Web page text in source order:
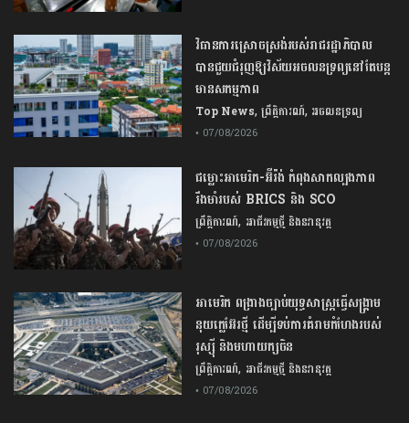
វិធានការស្រោចស្រង់របស់រាជរដ្ឋាភិបាល​
បាន​ជួយ​ជំរុញឱ្យវិស័យ​អចលនទ្រព្យនៅតែបន្ត​
មានសកម្មភាព
Top News,ព្រឹត្តិការណ៍, អចលនទ្រព្យ
• 07/08/2026
ជម្លោះ​អាមេរិក​-​អ៊ីរ៉ង់​ ​កំពុង​សាកល្បង​ភាព​
រឹងមាំ​របស់​ ​BRICS​ ​និង​ ​SCO​
ព្រឹត្តិការណ៍, អាជីវកម្មថ្មី និងនវានុវត្ត
• 07/08/2026
​អាមេរិក​ ពង្រាងច្បាប់​យុទ្ធសាស្ត្រ​ធ្វើ​សង្គ្រាម​
នុយក្លេអ៊ែរ​ថ្មី ដើម្បីទប់ការគំរាមកំហែងរបស់​
រុស្ស៊ី និងមហាយក្សចិន
ព្រឹត្តិការណ៍, អាជីវកម្មថ្មី និងនវានុវត្ត
• 07/08/2026